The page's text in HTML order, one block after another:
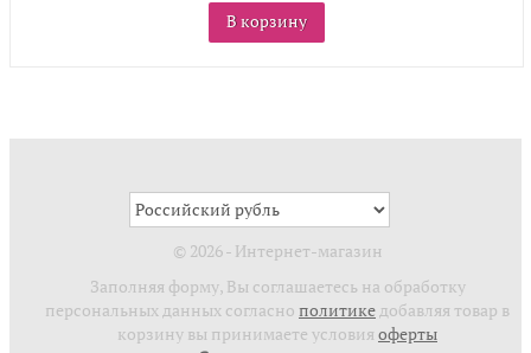
В корзину
© 2026 - Интернет-магазин
Заполняя форму, Вы соглашаетесь на обработку
персональных данных согласно политике добавляя товар в
корзину вы принимаете условия оферты